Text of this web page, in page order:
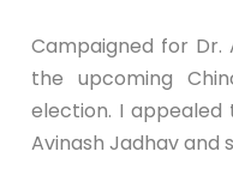
Campaigned for Dr.
the upcoming
election. I
Avinash Jadhav and